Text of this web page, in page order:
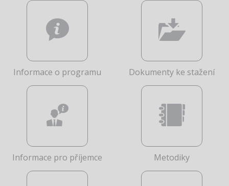
Informace o programu Dokumenty ke stažení
Informace pro příjemce Metodiky